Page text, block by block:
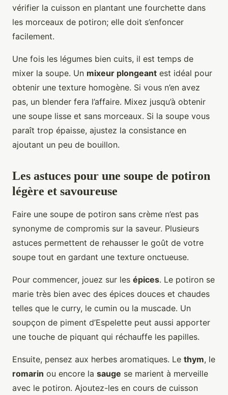
vérifier la cuisson en plantant une fourchette dans
les morceaux de potiron; elle doit s’enfoncer
facilement.
Une fois les légumes bien cuits, il est temps de
mixer la soupe. Un mixeur plongeant est idéal pour
obtenir une texture homogène. Si vous n’en avez
pas, un blender fera l’affaire. Mixez jusqu’à obtenir
une soupe lisse et sans morceaux. Si la soupe vous
paraît trop épaisse, ajustez la consistance en
ajoutant un peu de bouillon.
Les astuces pour une soupe de potiron
légère et savoureuse
Faire une soupe de potiron sans crème n’est pas
synonyme de compromis sur la saveur. Plusieurs
astuces permettent de rehausser le goût de votre
soupe tout en gardant une texture onctueuse.
Pour commencer, jouez sur les épices. Le potiron se
marie très bien avec des épices douces et chaudes
telles que le curry, le cumin ou la muscade. Un
soupçon de piment d’Espelette peut aussi apporter
une touche de piquant qui réchauffe les papilles.
Ensuite, pensez aux herbes aromatiques. Le thym, le
romarin ou encore la sauge se marient à merveille
avec le potiron. Ajoutez-les en cours de cuisson